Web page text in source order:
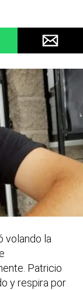
volando la
Patricio
y respira por